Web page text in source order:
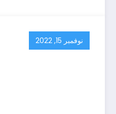
نوفمبر 15, 2022